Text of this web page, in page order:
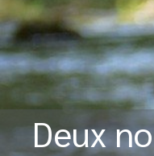
Deux